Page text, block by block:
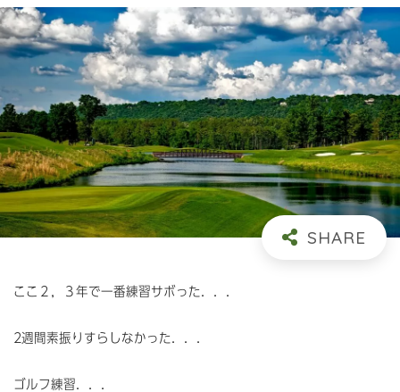
ここ２，３年で一番練習サボった．．．
2週間素振りすらしなかった．．．
ゴルフ練習．．．